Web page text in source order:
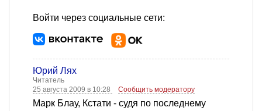
Войти через социальные сети:
Юрий Лях
Читатель
25 августа 2009 в 10:28
Сообщить модератору
Марк Блау, Кстати - судя по последнему